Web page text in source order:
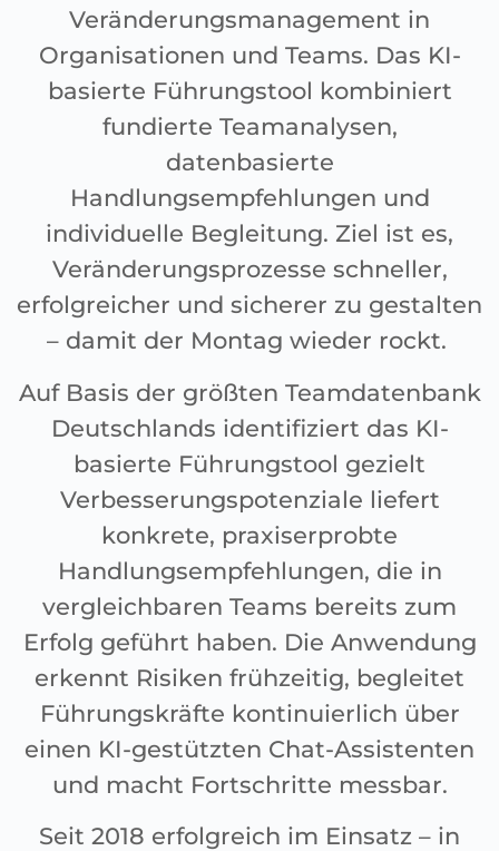
Veränderungsmanagement in
Organisationen und Teams. Das KI-
basierte Führungstool kombiniert
fundierte Teamanalysen,
datenbasierte
Handlungsempfehlungen und
individuelle Begleitung. Ziel ist es,
Veränderungsprozesse schneller,
erfolgreicher und sicherer zu gestalten
– damit der Montag wieder rockt.
Auf Basis der größten Teamdatenbank
Deutschlands identifiziert das KI-
basierte Führungstool gezielt
Verbesserungspotenziale liefert
konkrete, praxiserprobte
Handlungsempfehlungen, die in
vergleichbaren Teams bereits zum
Erfolg geführt haben. Die Anwendung
erkennt Risiken frühzeitig, begleitet
Führungskräfte kontinuierlich über
einen KI-gestützten Chat-Assistenten
und macht Fortschritte messbar.
Seit 2018 erfolgreich im Einsatz – in